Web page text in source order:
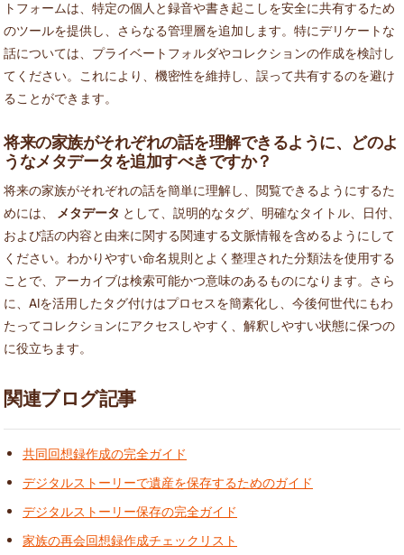
トフォームは、特定の個人と録音や書き起こしを安全に共有するため
のツールを提供し、さらなる管理層を追加します。特にデリケートな
話については、プライベートフォルダやコレクションの作成を検討し
てください。これにより、機密性を維持し、誤って共有するのを避け
ることができます。
将来の家族がそれぞれの話を理解できるように、どのよ
うなメタデータを追加すべきですか？
将来の家族がそれぞれの話を簡単に理解し、閲覧できるようにするた
めには、
メタデータ として、説明的なタグ、明確なタイトル、日付、
および話の内容と由来に関する関連する文脈情報を含めるようにして
ください。わかりやすい命名規則とよく整理された分類法を使用する
ことで、アーカイブは検索可能かつ意味のあるものになります。さら
に、AIを活用したタグ付けはプロセスを簡素化し、今後何世代にもわ
たってコレクションにアクセスしやすく、解釈しやすい状態に保つの
に役立ちます。
関連ブログ記事
共同回想録作成の完全ガイド
デジタルストーリーで遺産を保存するためのガイド
デジタルストーリー保存の完全ガイド
家族の再会回想録作成チェックリスト